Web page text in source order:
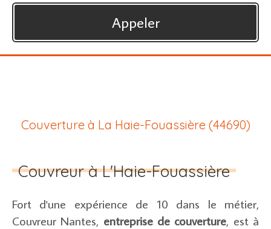
Appeler
Couverture à La Haie-Fouassière (44690)
Couvreur à L'Haie-Fouassière
Fort d'une expérience de 10 dans le métier,
Couvreur Nantes, entreprise de couverture, est à